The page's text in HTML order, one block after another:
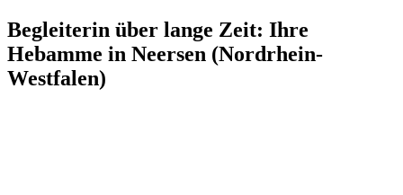
Begleiterin über lange Zeit: Ihre
Hebamme in Neersen (Nordrhein-
Westfalen)